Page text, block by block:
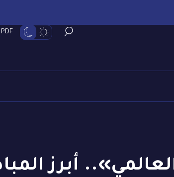
PDF عدد اليوم
أبرز